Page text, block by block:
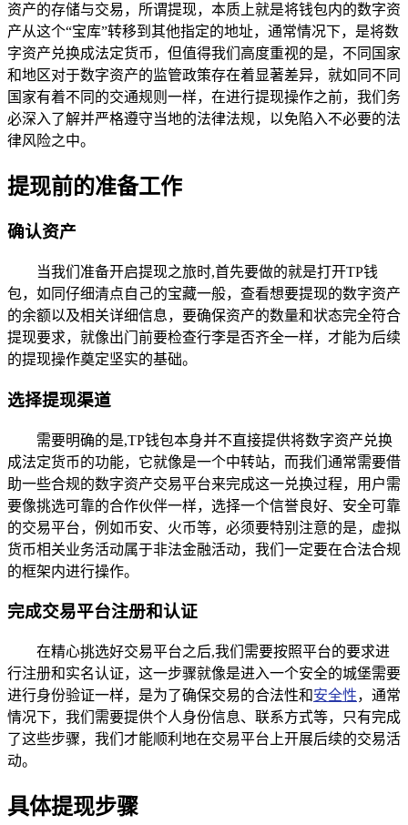
资产的存储与交易，所谓提现，本质上就是将钱包内的数字资
产从这个“宝库”转移到其他指定的地址，通常情况下，是将数
字资产兑换成法定货币，但值得我们高度重视的是，不同国家
和地区对于数字资产的监管政策存在着显著差异，就如同不同
国家有着不同的交通规则一样，在进行提现操作之前，我们务
必深入了解并严格遵守当地的法律法规，以免陷入不必要的法
律风险之中。
提现前的准备工作
确认资产
当我们准备开启提现之旅时,首先要做的就是打开TP钱
包，如同仔细清点自己的宝藏一般，查看想要提现的数字资产
的余额以及相关详细信息，要确保资产的数量和状态完全符合
提现要求，就像出门前要检查行李是否齐全一样，才能为后续
的提现操作奠定坚实的基础。
选择提现渠道
需要明确的是,TP钱包本身并不直接提供将数字资产兑换
成法定货币的功能，它就像是一个中转站，而我们通常需要借
助一些合规的数字资产交易平台来完成这一兑换过程，用户需
要像挑选可靠的合作伙伴一样，选择一个信誉良好、安全可靠
的交易平台，例如币安、火币等，必须要特别注意的是，虚拟
货币相关业务活动属于非法金融活动，我们一定要在合法合规
的框架内进行操作。
完成交易平台注册和认证
在精心挑选好交易平台之后,我们需要按照平台的要求进
行注册和实名认证，这一步骤就像是进入一个安全的城堡需要
进行身份验证一样，是为了确保交易的合法性和安全性，通常
情况下，我们需要提供个人身份信息、联系方式等，只有完成
了这些步骤，我们才能顺利地在交易平台上开展后续的交易活
动。
具体提现步骤